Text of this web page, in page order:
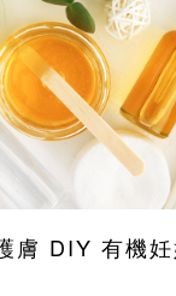
DIY 有機妊娠油